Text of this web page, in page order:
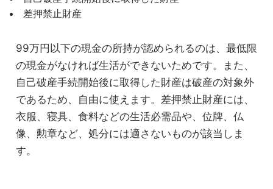
差押禁止財産
99万円以下の現金の所持が認められるのは、最低限
の現金がなければ生活ができないためです。また、
自己破産手続開始後に取得した財産は破産の対象外
であるため、自由に使えます。差押禁止財産には、
衣服、寝具、食料などの生活必需品や、位牌、仏
像、勲章など、処分には適さないものが該当しま
す。